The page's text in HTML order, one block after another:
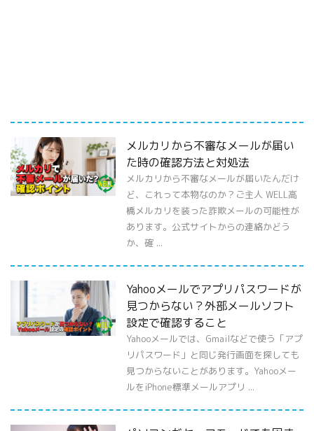
メルカリから不審なメールが届い
た時の確認方法と対処法
メルカリから不審なメールが届いたんだけ
ど、これって本物なのか？ご主人 WELL高
橋メルカリを装った詐欺メールの可能性が
あります。公式サイトからの連絡かどう
か、確 ...
Yahooメールでアプリパスワードが
見つからない？外部メールソフト
設定で確認すること
Yahooメールでは、Gmailなどで使う「アプ
リパスワード」と同じ発行画面を探しても
見つからないことがあります。Yahooメー
ルをiPhone標準メールアプリ ...